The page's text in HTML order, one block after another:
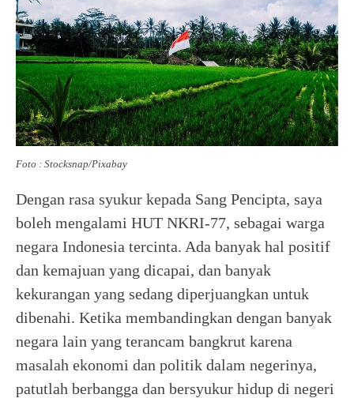
Foto : Stocksnap/Pixabay
Dengan rasa syukur kepada Sang Pencipta, saya
boleh mengalami HUT NKRI-77, sebagai warga
negara Indonesia tercinta. Ada banyak hal positif
dan kemajuan yang dicapai, dan banyak
kekurangan yang sedang diperjuangkan untuk
dibenahi. Ketika membandingkan dengan banyak
negara lain yang terancam bangkrut karena
masalah ekonomi dan politik dalam negerinya,
patutlah berbangga dan bersyukur hidup di negeri